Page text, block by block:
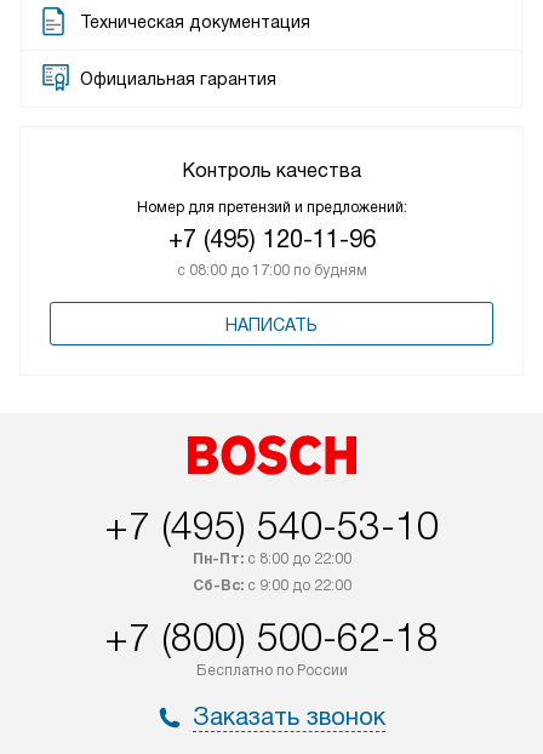
Техническая документация
Официальная гарантия
Контроль качества
Номер для претензий и предложений:
+7 (495) 120-11-96
с 08:00 до 17:00 по будням
НАПИСАТЬ
+7 (495) 540-53-10
Пн-Пт:с 8:00 до 22:00
Сб-Вс:с 9:00 до 22:00
+7 (800) 500-62-18
Бесплатно по России
Заказать звонок